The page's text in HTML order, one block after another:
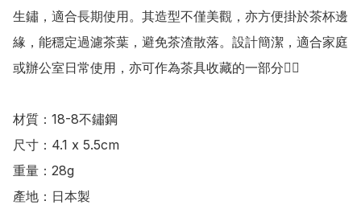
生鏽，適合長期使用。其造型不僅美觀，亦方便掛於茶杯邊
緣，能穩定過濾茶葉，避免茶渣散落。設計簡潔，適合家庭
或辦公室日常使用，亦可作為茶具收藏的一部分👍🏻
材質：18-8不鏽鋼
尺寸：4.1 x 5.5cm
重量：28g
產地：日本製